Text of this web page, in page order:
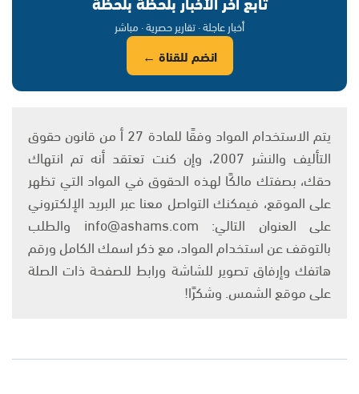
أخبار عاجلة · تقارير حصرية · مباشر
انضم للقناة ←
يتم الاستخدام المواد وفقًا للمادة 27 أ من قانون حقوق
التأليف والنشر 2007، وإن كنت تعتقد أنه تم انتهاك
حقك، بصفتك مالكًا لهذه الحقوق في المواد التي تظهر
على الموقع، فيمكنك التواصل معنا عبر البريد الإلكتروني
على العنوان التالي: info@ashams.com والطلب
بالتوقف عن استخدام المواد، مع ذكر اسمك الكامل ورقم
هاتفك وإرفاق تصوير للشاشة ورابط للصفحة ذات الصلة
على موقع الشمس. وشكرًا!